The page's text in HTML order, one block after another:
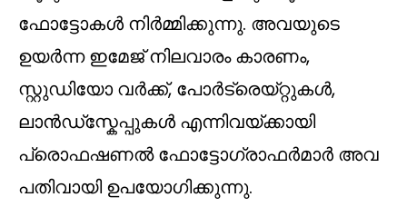
ഫോട്ടോകൾ നിർമ്മിക്കുന്നു. അവയുടെ
ഉയർന്ന ഇമേജ് നിലവാരം കാരണം,
സ്റ്റുഡിയോ വർക്ക്, പോർട്രെയ്റ്റുകൾ,
ലാൻഡ്സ്കേപ്പുകൾ എന്നിവയ്ക്കായി
പ്രൊഫഷണൽ ഫോട്ടോഗ്രാഫർമാർ അവ
പതിവായി ഉപയോഗിക്കുന്നു.